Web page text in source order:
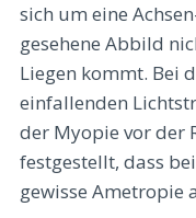
sich um eine
gesehene Abbild
Liegen kommt. Bei
einfallenden
der Myopie vor der
festgestellt, dass
gewisse Ametropie